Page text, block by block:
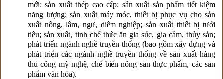
mới: sản xuất thép cao cấp; sản xuất sản phẩm tiết kiệm
năng lượng; sản xuất máy móc, thiết bị phục vụ cho sản
xuất nông, lâm, ngư, diêm nghiệp; sản xuất thiết bị tưới
tiêu; sản xuất, tinh chế thức ăn gia súc, gia cầm, thủy sản;
phát triển ngành nghề truyền thống (bao gồm xây dựng và
phát triển các ngành nghề truyền thống về sản xuất hàng
thủ công mỹ nghệ, chế biến nông sản thực phẩm, các sản
phẩm văn hóa).